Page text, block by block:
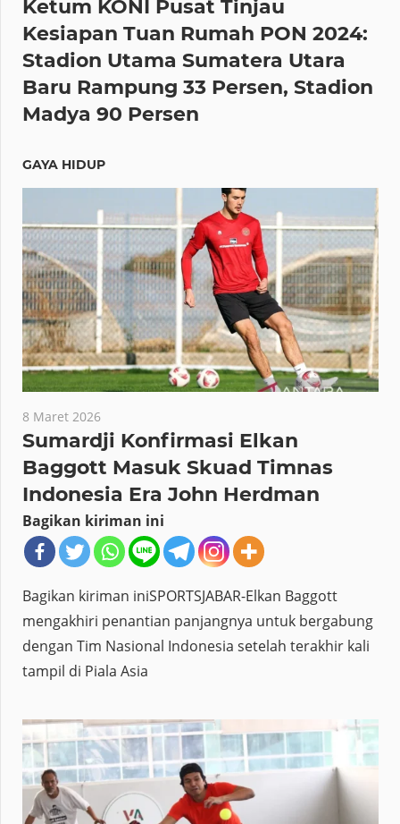
Ketum KONI Pusat Tinjau
Kesiapan Tuan Rumah PON 2024:
Stadion Utama Sumatera Utara
Baru Rampung 33 Persen, Stadion
Madya 90 Persen
GAYA HIDUP
8 Maret 2026
Sumardji Konfirmasi Elkan
Baggott Masuk Skuad Timnas
Indonesia Era John Herdman
Bagikan kiriman ini
Bagikan kiriman iniSPORTSJABAR-Elkan Baggott
mengakhiri penantian panjangnya untuk bergabung
dengan Tim Nasional Indonesia setelah terakhir kali
tampil di Piala Asia